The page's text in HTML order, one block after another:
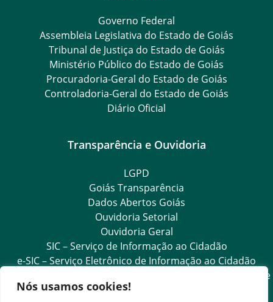
Nós usamos cookies!
Governo Federal
Assembleia Legislativa do Estado de Goiás
Tribunal de Justiça do Estado de Goiás
Ministério Público do Estado de Goiás
Procuradoria-Geral do Estado de Goiás
Controladoria-Geral do Estado de Goiás
Diário Oficial
Transparência e Ouvidoria
LGPD
Goiás Transparência
Dados Abertos Goiás
Ouvidoria Setorial
Ouvidoria Geral
SIC – Serviço de Informação ao Cidadão
e-SIC – Serviço Eletrônico de Informação ao Cidadão
Acesso às Informações das Organizações Sociais de Saúde
e Sociedade Civil